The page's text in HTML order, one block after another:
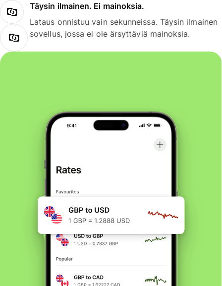
Täysin ilmainen. Ei mainoksia.
Lataus onnistuu vain sekunneissa. Täysin ilmainen
sovellus, jossa ei ole ärsyttäviä mainoksia.